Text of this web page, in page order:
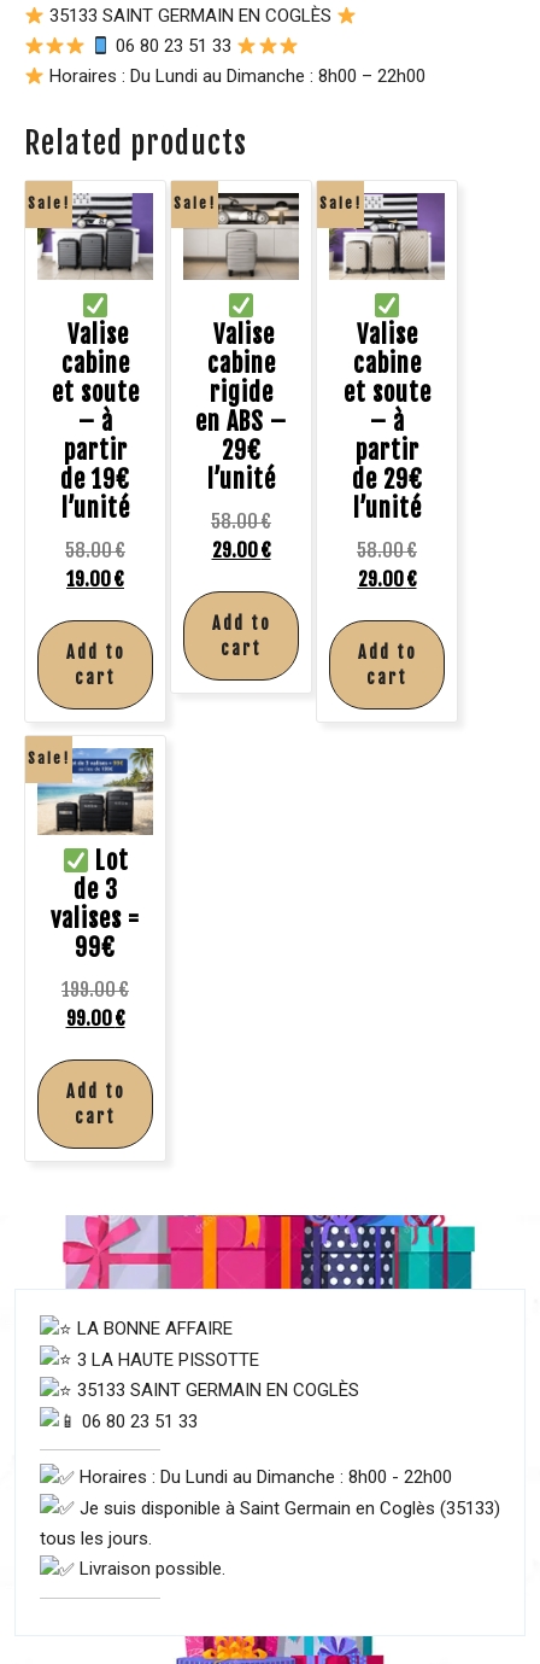
35133 SAINT GERMAIN EN COGLÈS
06 80 23 51 33
Horaires : Du Lundi au Dimanche : 8h00 – 22h00
Related products
Sale!
Valise
cabine
et soute
– à
partir
de 19€
l’unité
58.00€
19.00€
Add to
cart
Sale!
Valise
cabine
rigide
en ABS –
29€
l’unité
58.00€
29.00€
Add to
cart
Sale!
Valise
cabine
et soute
– à
partir
de 29€
l’unité
58.00€
29.00€
Add to
cart
Sale!
Lot
de 3
valises =
99€
199.00€
99.00€
Add to
cart
LA BONNE AFFAIRE
3 LA HAUTE PISSOTTE
35133 SAINT GERMAIN EN COGLÈS
06 80 23 51 33
Horaires : Du Lundi au Dimanche : 8h00 - 22h00
Je suis disponible à Saint Germain en Coglès (35133)
tous les jours.
Livraison possible.